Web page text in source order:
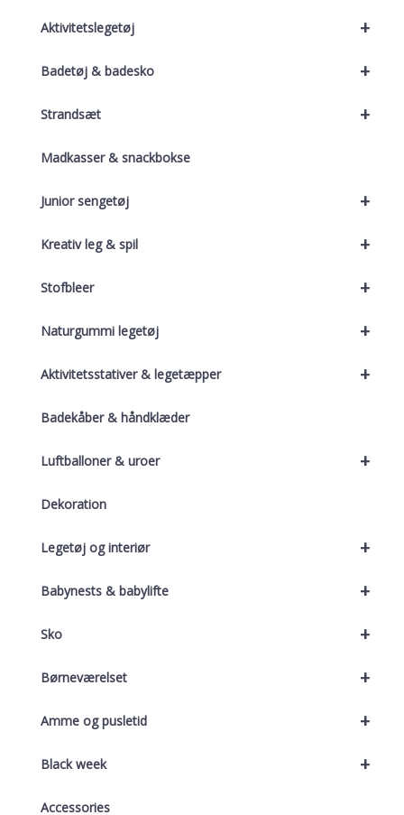
+
Aktivitetslegetøj
+
Badetøj & badesko
+
Strandsæt
Madkasser & snackbokse
+
Junior sengetøj
+
Kreativ leg & spil
+
Stofbleer
+
Naturgummi legetøj
+
Aktivitetsstativer & legetæpper
Badekåber & håndklæder
+
Luftballoner & uroer
Dekoration
+
Legetøj og interiør
+
Babynests & babylifte
+
Sko
+
Børneværelset
+
Amme og pusletid
+
Black week
Accessories